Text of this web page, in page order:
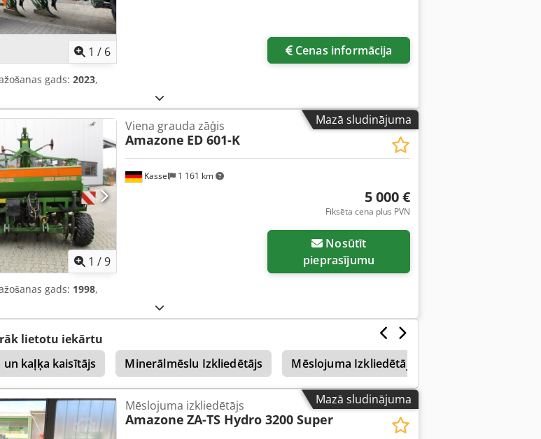
1 / 6 Cenas informācija
gads: 2023,
Mazā sludinājuma
1 /9
Kassel 1 161 km
Viena grauda zāģis
Amazone ED 601-K
5 000 €
Fiksēta cena plus PVN
pieprasījumu
gads: 1998,
lietotu iekārtu
kaļķa kaisītājs
Minerālmēslu Izkliedētājs Mēslojuma Izkliedētājs
Mazā sludinājuma
Mēslojuma izkliedētājs
Amazone ZA-TS Hydro 3200 Super